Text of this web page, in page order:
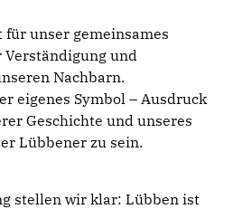
für unser gemeinsames
und
Nachbarn.
eigenes Symbol – Ausdruck
Geschichte und unseres
Lübbener zu sein.
stellen wir klar: Lübben ist